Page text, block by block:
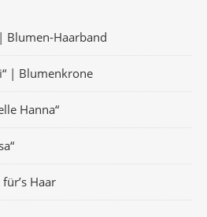
Blumen-Haarband
| Blumenkrone
Hanna“
Haar